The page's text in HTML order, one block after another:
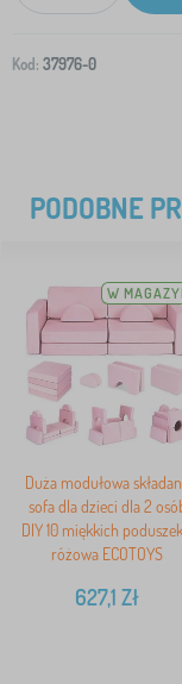
Kod: 37976-0
PODOBNE
W
Duża modułowa
sofa dla dzieci dla 2
DIY 10 miękkich
różowa ECOTOYS
627,1 Zł